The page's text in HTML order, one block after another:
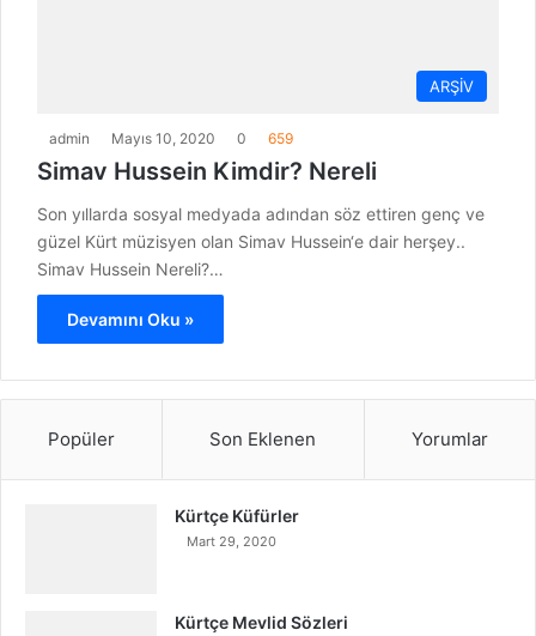
ARŞİV
admin Mayıs 10, 2020 0 659
Simav Hussein Kimdir? Nereli
Son yıllarda sosyal medyada adından söz ettiren genç ve
güzel Kürt müzisyen olan Simav Hussein‘e dair herşey..
Simav Hussein Nereli?…
Devamını Oku »
Popüler Son Eklenen Yorumlar
Kürtçe Küfürler
Mart 29, 2020
Kürtçe Mevlid Sözleri